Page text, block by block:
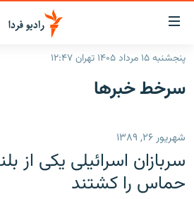
لینک‌های
قابلیت
دسترسی
بازگشت
اصلی
رفتن
صفحه
ایران
انتخاب کنید و بشنوید
پادکست
پنجشنبه ۱۵ مرداد ۱۴۰۵ تهران ۱۲:۴۷
سرخط‌ خبرها
شهریور ۲۶, ۱۳۸۹
سربازان اسرائیلی یکی از
حماس را کشتند